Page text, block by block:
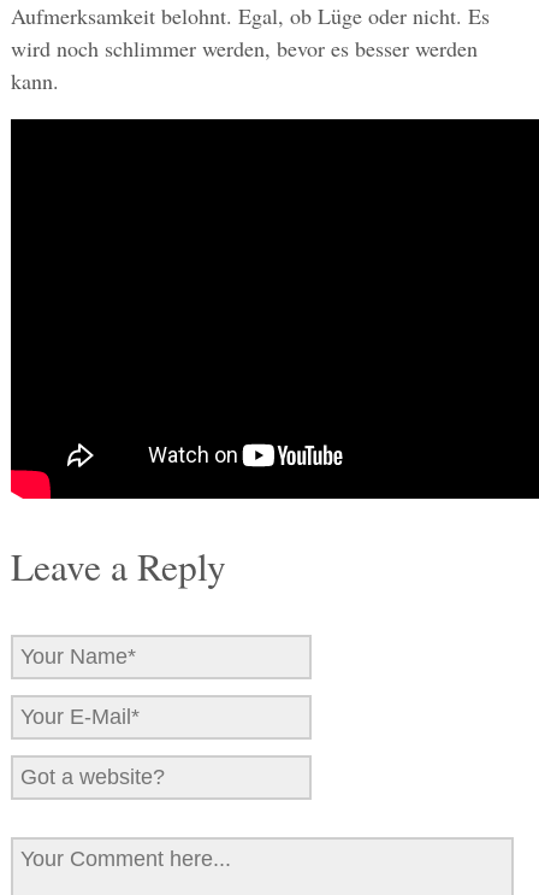
Aufmerksamkeit belohnt. Egal, ob Lüge oder nicht. Es
wird noch schlimmer werden, bevor es besser werden
kann.
Leave a Reply